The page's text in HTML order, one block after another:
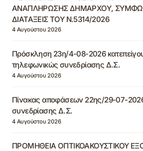
ΑΝΑΠΛΗΡΩΣΗΣ ΔΗΜΑΡΧΟΥ,
ΔΙΑΤΑΞΕΙΣ ΤΟΥ Ν.5314/2026
4 Αυγούστου 2026
Πρόσκληση 23η/4-08-2026
τηλεφωνικώς συνεδρίασης Δ.Σ.
4 Αυγούστου 2026
Πίνακας αποφάσεων 22ης/29-07-2026
συνεδρίασης Δ.Σ.
4 Αυγούστου 2026
ΠΡΟΜΗΘΕΙΑ ΟΠΤΙΚΟΑΚΟΥΣΤΙΚΟΥ